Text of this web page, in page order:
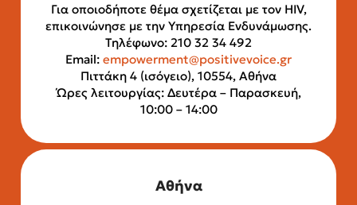
Για οποιοδήποτε θέμα σχετίζεται με τον HIV,
επικοινώνησε με την Υπηρεσία Ενδυνάμωσης.
Τηλέφωνο: 210 32 34 492
Email: empowerment@positivevoice.gr
Πιττάκη 4 (ισόγειο), 10554, Αθήνα
Ώρες λειτουργίας: Δευτέρα – Παρασκευή,
10:00 – 14:00
Αθήνα